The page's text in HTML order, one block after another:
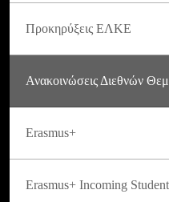
Προκηρύξεις ΕΛΚΕ
Ανακοινώσεις Διεθνών
Erasmus+
Erasmus+ Incoming